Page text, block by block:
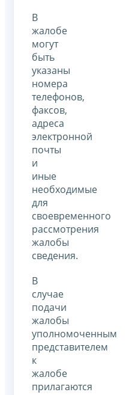
В
жалобе
могут
быть
указаны
номера
телефонов,
факсов,
адреса
электронной
почты
и
иные
необходимые
для
своевременного
рассмотрения
жалобы
сведения.
В
случае
подачи
жалобы
уполномоченным
представителем
к
жалобе
прилагаются